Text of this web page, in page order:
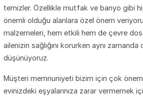
temizler. Özellikle mutfak ve banyo gibi
önemli olduğu alanlara özel önem
malzemeleri, hem etkili hem de çevre
ailenizin sağlığını korurken aynı zamanda
düşünüyoruz.
Müşteri memnuniyeti bizim için çok
evinizdeki eşyalarınıza zarar vermemek